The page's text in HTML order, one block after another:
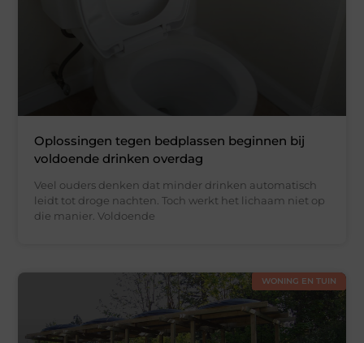
Oplossingen tegen bedplassen beginnen bij
voldoende drinken overdag
Veel ouders denken dat minder drinken automatisch
leidt tot droge nachten. Toch werkt het lichaam niet op
die manier. Voldoende
WONING EN TUIN